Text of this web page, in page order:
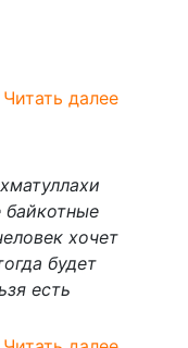
Читать далее
байкотные
хочет
будет
есть